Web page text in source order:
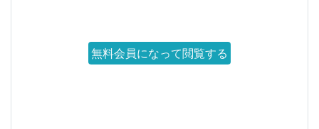
無料会員になって閲覧する